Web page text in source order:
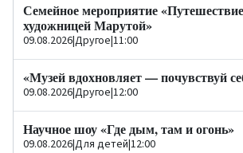
Семейное мероприятие
художницей Марутой»
09.08.2026|Другое|11:00
«Музей вдохновляет — почувствуй
09.08.2026|Другое|12:00
Научное шоу «Где дым, там и огонь»
09.08.2026|Для детей|12:00